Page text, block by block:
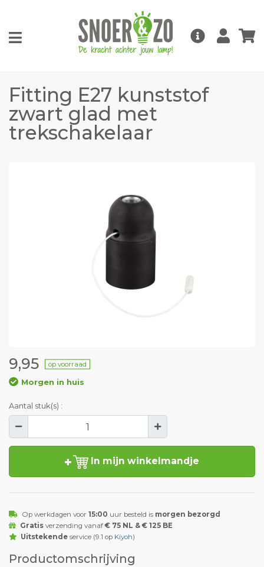
Fitting E27 kunststof
zwart glad met
trekschakelaar
9,95 op voorraad
Morgen in huis
Aantal stuk(s) :
In mijn winkelmandje
Op werkdagen voor 15:00 uur besteld is morgen bezorgd
Gratisverzending vanaf € 75 NL & € 125 BE
Uitstekendeservice (9.1 op Kiyoh)
Productomschrijving